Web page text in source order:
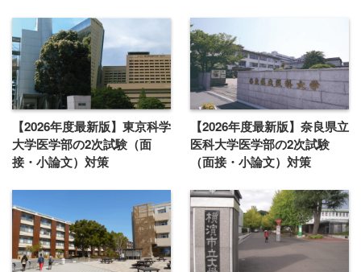
【2026年度最新版】東京科学
大学医学部の2次試験（面
接・小論文）対策
【2026年度最新版】奈良県立
医科大学医学部の2次試験
（面接・小論文）対策